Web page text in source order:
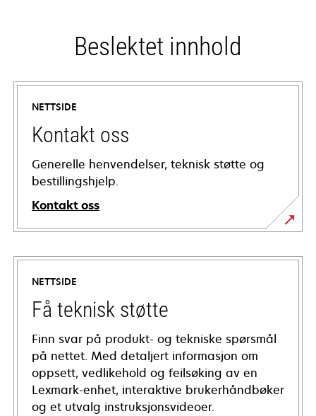
Beslektet innhold
NETTSIDE
Kontakt oss
Generelle henvendelser, teknisk støtte og
bestillingshjelp.
Kontakt oss
NETTSIDE
Få teknisk støtte
Finn svar på produkt- og tekniske spørsmål
på nettet. Med detaljert informasjon om
oppsett, vedlikehold og feilsøking av en
Lexmark-enhet, interaktive brukerhåndbøker
og et utvalg instruksjonsvideoer.